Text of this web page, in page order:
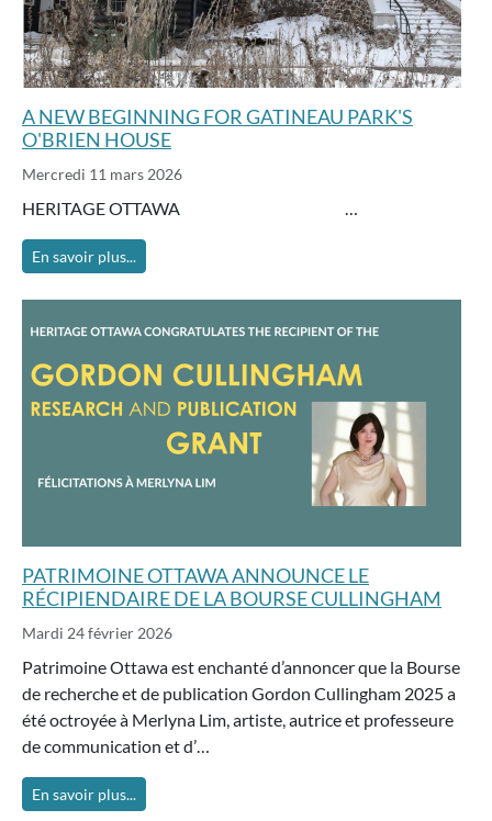
A NEW BEGINNING FOR GATINEAU PARK'S
O'BRIEN HOUSE
Mercredi 11 mars 2026
HERITAGE OTTAWA …
En savoir plus...
PATRIMOINE OTTAWA ANNOUNCE LE
RÉCIPIENDAIRE DE LA BOURSE CULLINGHAM
Mardi 24 février 2026
Patrimoine Ottawa est enchanté d’annoncer que la Bourse
de recherche et de publication Gordon Cullingham 2025 a
été octroyée à Merlyna Lim, artiste, autrice et professeure
de communication et d’…
En savoir plus...